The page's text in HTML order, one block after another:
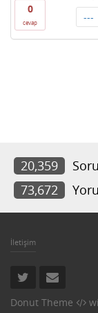
0
cevap ---
20,359 Soru
73,672
İletişim
Donut Theme